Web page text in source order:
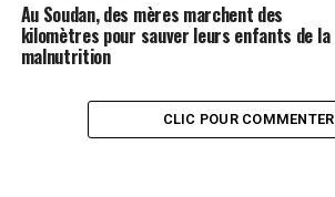
Au Soudan, des mères marchent des
kilomètres pour sauver leurs enfants de la
malnutrition
CLIC POUR COMMENTER